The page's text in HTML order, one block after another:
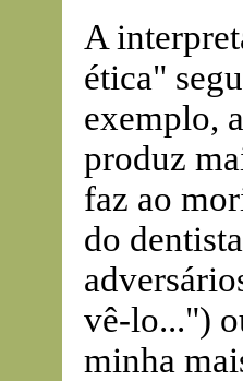
A
ética"
exemplo,
produz
faz ao
do
vê-lo...")
minha